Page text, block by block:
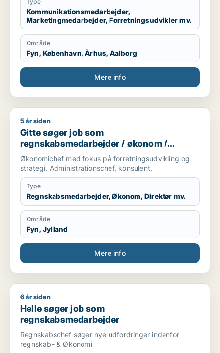
Type
Kommunikationsmedarbejder,
Marketingmedarbejder, Forretningsudvikler mv.
Område
Fyn, København, Århus, Aalborg
Mere info
Gitte søger job som regnskabsmedarbejder / økonom /
5 år siden
Gitte søger job som
regnskabsmedarbejder / økonom /
direktør / hr-chef / lønspecialist
Økonomichef med fokus på forretningsudvikling og
strategi. Administrationschef, konsulent,
Type
Regnskabsmedarbejder, Økonom, Direktør mv.
Område
Fyn, Jylland
Mere info
Helle søger job som regnskabsmedarbejder
6 år siden
Helle søger job som
regnskabsmedarbejder
Regnskabschef søger nye udfordringer indenfor
regnskab- & Økonomi